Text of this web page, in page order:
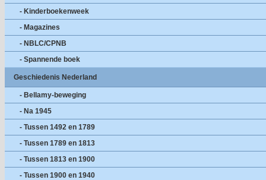
- Kinderboekenweek
- Magazines
- NBLC/CPNB
- Spannende boek
Geschiedenis Nederland
- Bellamy-beweging
- Na 1945
- Tussen 1492 en 1789
- Tussen 1789 en 1813
- Tussen 1813 en 1900
- Tussen 1900 en 1940